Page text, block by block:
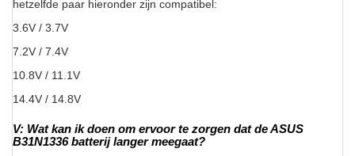
hetzelfde paar hieronder zijn compatibel:
3.6V / 3.7V
7.2V / 7.4V
10.8V / 11.1V
14.4V / 14.8V
V: Wat kan ik doen om ervoor te zorgen dat de ASUS
B31N1336 batterij langer meegaat?